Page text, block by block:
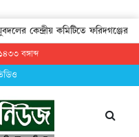
কেন্দ্রীয় কমিটিতে ফরিদগঞ্জের
বঙ্গাব্দ